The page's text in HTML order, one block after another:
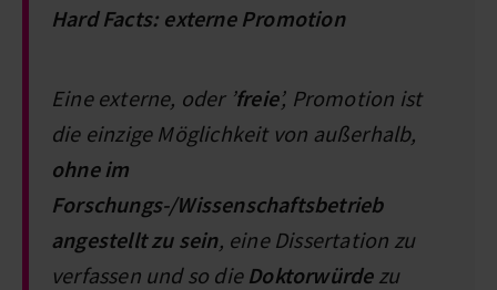
Hard Facts: externe Promotion
Eine externe, oder ’freie’, Promotion ist
die einzige Möglichkeit von außerhalb,
ohne im
Forschungs-/Wissenschaftsbetrieb
angestellt zu sein, eine Dissertation zu
verfassen und so die Doktorwürdezu